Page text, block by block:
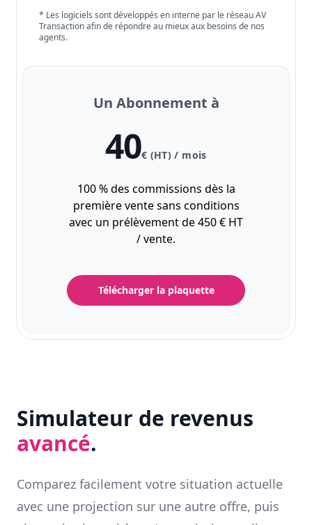
* Les logiciels sont développés en interne par le réseau AV
Transaction afin de répondre au mieux aux besoins de nos
agents.
Un Abonnement à
40€ (HT) / mois
100 % des commissions dès la
première vente sans conditions
avec un prélèvement de 450 € HT
/ vente.
Télécharger la plaquette
Simulateur de revenus
avancé.
Comparez facilement votre situation actuelle
avec une projection sur une autre offre, puis